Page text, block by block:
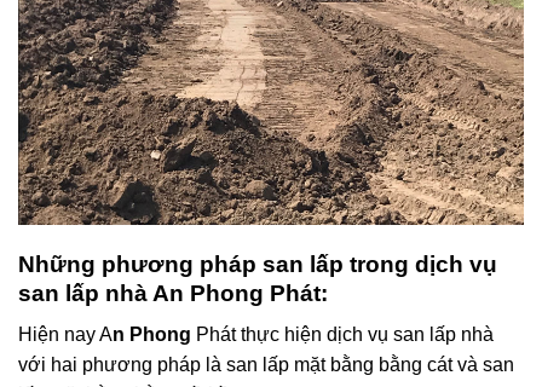
Những phương pháp san lấp trong dịch vụ
san lấp nhà An Phong Phát:
Hiện nay An Phong Phát thực hiện dịch vụ san lấp nhà
với hai phương pháp là san lấp mặt bằng bằng cát và san